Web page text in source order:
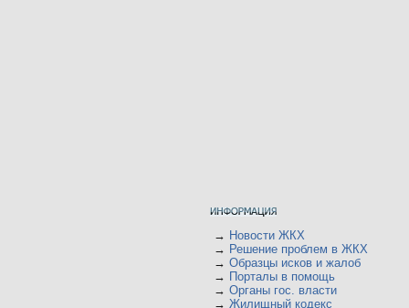
→ Новости ЖКХ
→ Решение проблем в ЖКХ
→ Образцы исков и жалоб
→ Порталы в помощь
→ Органы гос. власти
→ Жилищный кодекс